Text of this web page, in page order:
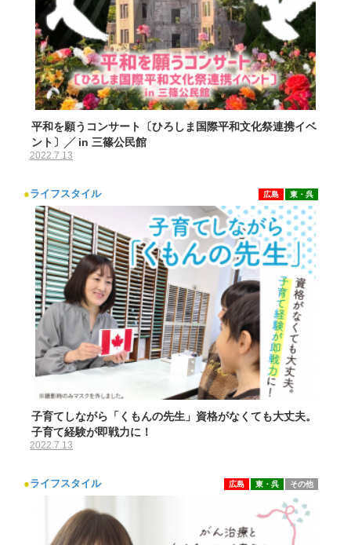
平和を願うコンサート〔ひろしま国際平和文化祭連携イベ
ント〕╱ in 三篠公民館
2022.7.13
●ライフスタイル 東・呉
広島
子育てしながら「くもんの先生」資格がなくても大丈夫。
子育て経験が即戦力に！
2022.7.13
●ライフスタイル その他
東・呉
広島